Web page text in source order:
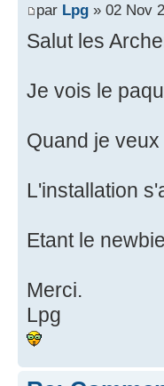
par Lpg » 02 Nov
Salut les
Je vois le
Quand je
L'installation
Etant le
Merci.
Lpg